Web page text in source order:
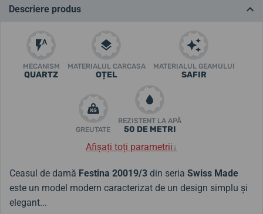
Descriere produs
MECANISM
QUARTZ
MATERIALUL CARCASA
OȚEL
MATERIALUL GEAMULUI
SAFIR
GREUTATE
REZISTENT LA APĂ
50 DE METRI
Afișați toți parametrii↓
Ceasul de damă Festina 20019/3 din seria Swiss Made
este un model modern caracterizat de un design simplu și
elegant...